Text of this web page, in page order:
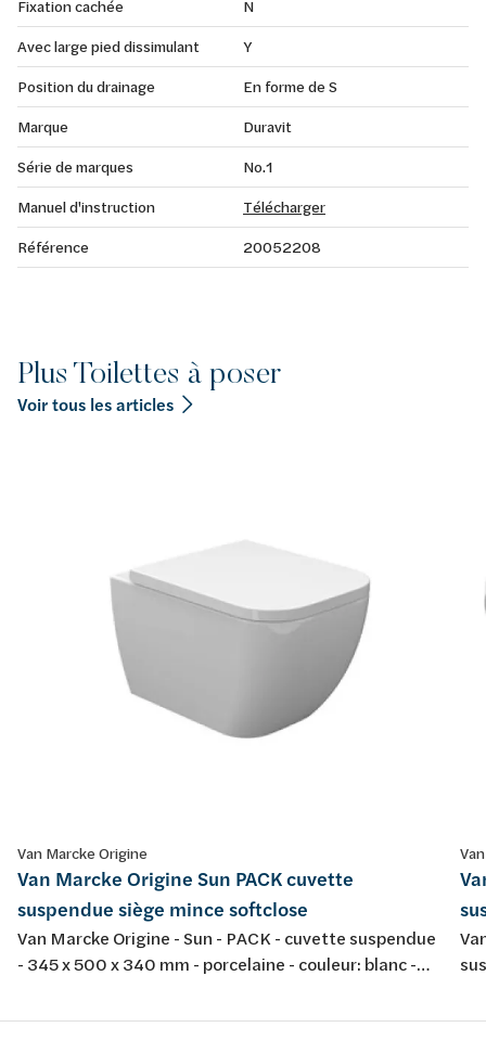
Fixation cachée
N
Avec large pied dissimulant
Y
Position du drainage
En forme de S
Marque
Duravit
Série de marques
No.1
Manuel d'instruction
Télécharger
Référence
20052208
Plus Toilettes à poser
Voir tous les articles
Van Marcke Origine
Van Marcke Origine Sun PACK cuvette
suspendue siège mince softclose
Van Marcke Origine - Sun - PACK - cuvette suspendue
- 345 x 500 x 340 mm - porcelaine - couleur: blanc -